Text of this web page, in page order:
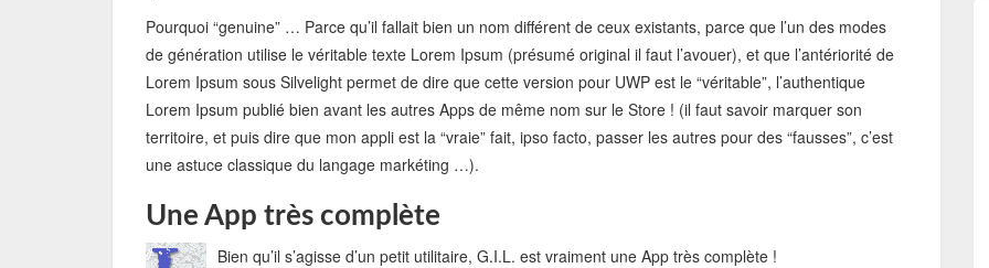
Pourquoi “genuine” … Parce qu’il fallait bien un nom différent de ceux existants, parce que l’un des modes
de génération utilise le véritable texte Lorem Ipsum (présumé original il faut l’avouer), et que l’antériorité de
Lorem Ipsum sous Silvelight permet de dire que cette version pour UWP est le “véritable”, l’authentique
Lorem Ipsum publié bien avant les autres Apps de même nom sur le Store ! (il faut savoir marquer son
territoire, et puis dire que mon appli est la “vraie” fait, ipso facto, passer les autres pour des “fausses”, c’est
une astuce classique du langage markéting …).
Une App très complète
Bien qu’il s’agisse d’un petit utilitaire, G.I.L. est vraiment une App très complète !